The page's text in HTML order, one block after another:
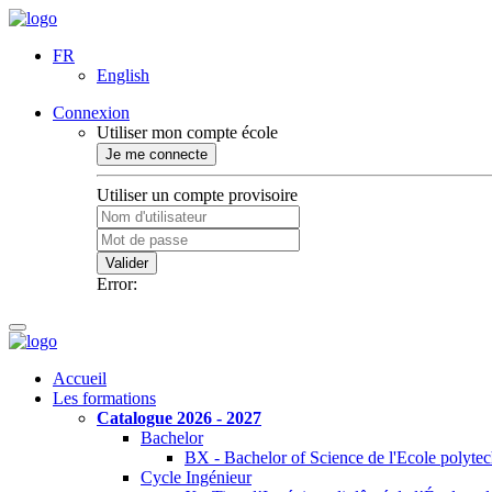
FR
English
Connexion
Utiliser mon compte école
Je me connecte
Utiliser un compte provisoire
Valider
Error:
Accueil
Les formations
Catalogue 2026 - 2027
Bachelor
BX - Bachelor of Science de l'Ecole
Cycle Ingénieur